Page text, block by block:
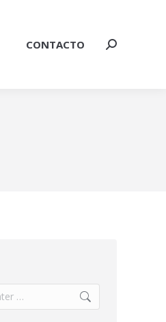
CONTACTO Buscar: